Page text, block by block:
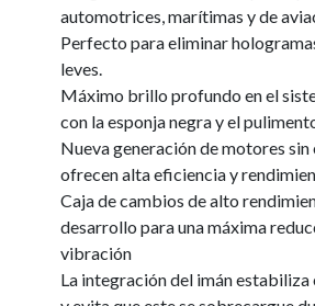
automotrices, marítimas y de
Perfecto para eliminar
leves.
Máximo brillo profundo en el
con la esponja negra y el
Nueva generación de motores
ofrecen alta eficiencia y
Caja de cambios de alto
desarrollo para una máxima
vibración
La integración del imán